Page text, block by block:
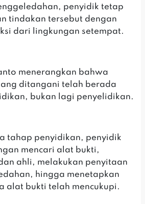
penyidik tetap
tindakan tersebut dengan
dari lingkungan setempat.
menerangkan bahwa
ditangani telah berada
bukan lagi penyelidikan.
tahap penyidikan, penyidik
mencari alat bukti,
ahli, melakukan penyitaan
hingga menetapkan
alat bukti telah mencukupi.